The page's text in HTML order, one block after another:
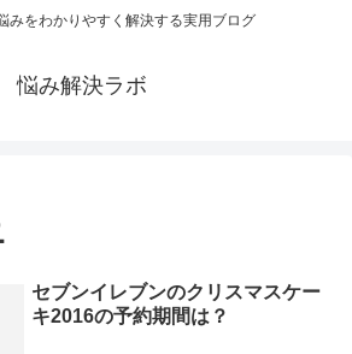
みをわかりやすく解決する実用ブログ
悩み解決ラボ
セブンイレブンのクリスマスケー
キ2016の予約期間は？